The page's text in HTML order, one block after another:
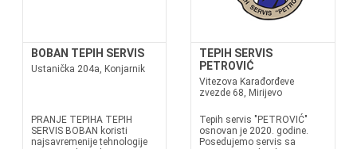
BOBAN TEPIH SERVIS
Ustanička 204a, Konjarnik
PRANJE TEPIHA TEPIH
SERVIS BOBAN koristi
najsavremenije tehnologije
TEPIH SERVIS
PETROVIĆ
Vitezova Karađorđeve
zvezde 68, Mirijevo
Tepih servis "PETROVIĆ"
osnovan je 2020. godine.
Posedujemo servis sa